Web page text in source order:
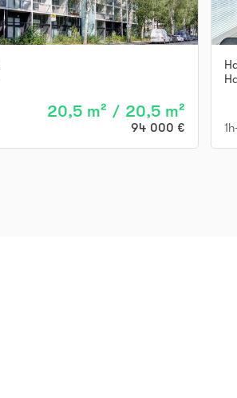
20,5 m² / 20,5 m²
94 000 €